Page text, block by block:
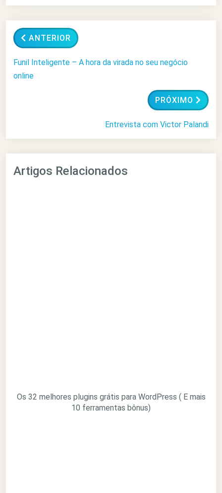
ANTERIOR
Funil Inteligente – A hora da virada no seu negócio
online
PRÓXIMO
Entrevista com Victor Palandi
Artigos Relacionados
Os 32 melhores plugins grátis para WordPress ( E mais
10 ferramentas bônus)